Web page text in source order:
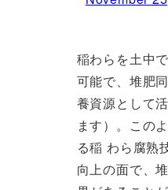
稲わらを土中
可能で、堆肥
養資源として
ます）。この
る稲 わら腐熟
向上の面で、